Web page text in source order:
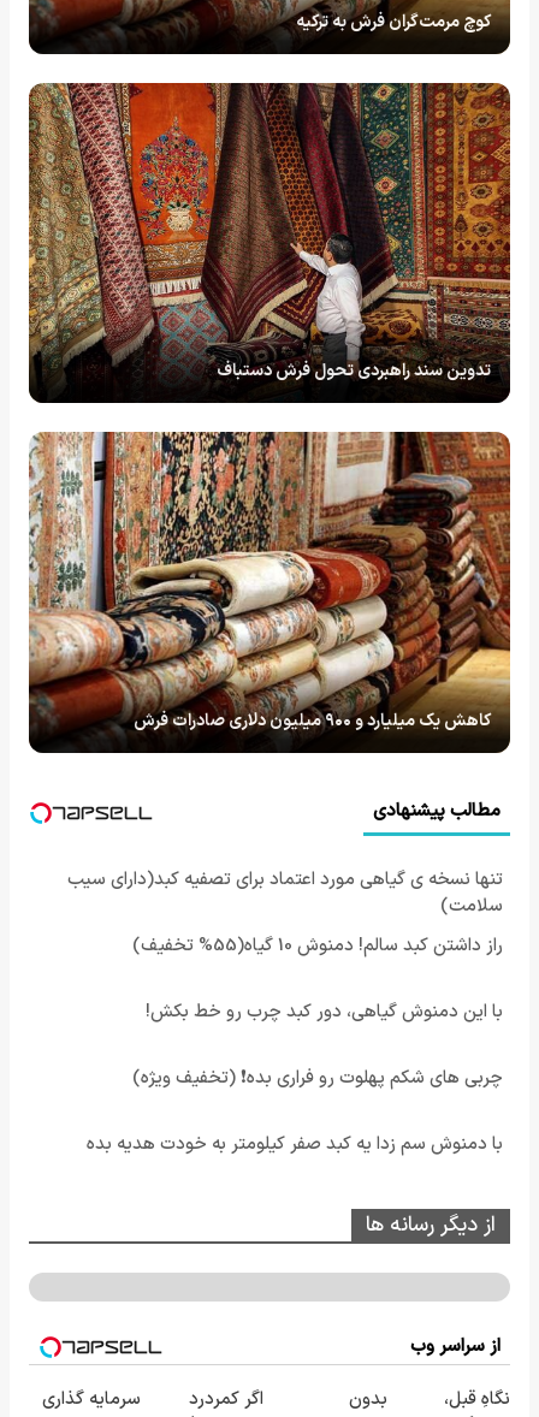
کوچ مرمت‌گران فرش به ترکیه
تدوین سند راهبردی تحول فرش دستباف
کاهش یک میلیارد و ۹۰۰ میلیون دلاری صادرات فرش
مطالب پیشنهادی
تنها نسخه ی گیاهی مورد اعتماد برای تصفیه کبد(دارای سیب
سلامت)
راز داشتن کبد سالم! دمنوش 10 گیاه(55% تخفیف)
با این دمنوش گیاهی، دور کبد چرب رو خط بکش!
چربی های شکم پهلوت رو فراری بده❗ (تخفیف ویژه)
با دمنوش سم زدا یه کبد صفر کیلومتر به خودت هدیه بده
از دیگر رسانه ها
از سراسر وب
نگاهِ قبل،
بدون
اگر کمردرد
سرمایه گذاری